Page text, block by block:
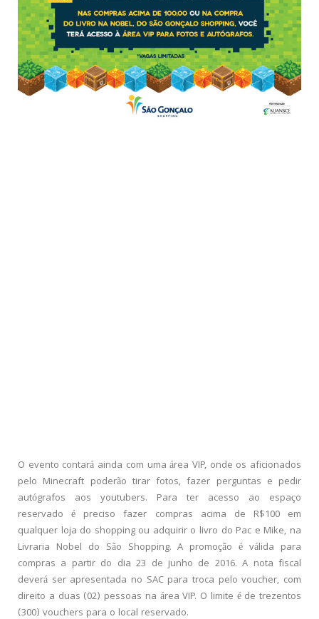
O evento contará ainda com uma área VIP, onde os aficionados
pelo Minecraft poderão tirar fotos, fazer perguntas e pedir
autógrafos aos youtubers. Para ter acesso ao espaço
reservado é preciso fazer compras acima de R$100 em
qualquer loja do shopping ou adquirir o livro do Pac e Mike, na
Livraria Nobel do São Shopping. A promoção é válida para
compras a partir do dia 23 de junho de 2016. A nota fiscal
deverá ser apresentada no SAC para troca pelo voucher, com
direito a duas (02) pessoas na área VIP. O limite é de trezentos
(300) vouchers para o local reservado.